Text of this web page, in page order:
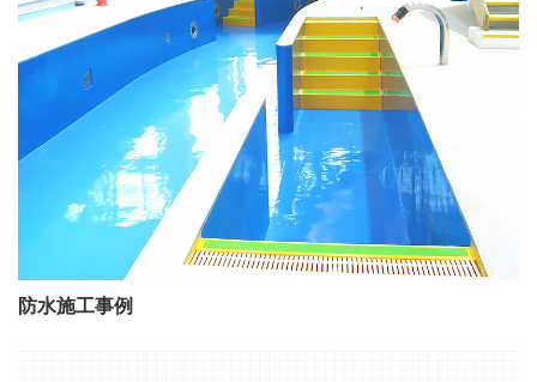
防水施工事例